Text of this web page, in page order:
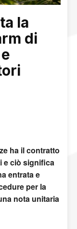
la
di
ha il contratto
e ciò significa
entrata e
per la
nota unitaria